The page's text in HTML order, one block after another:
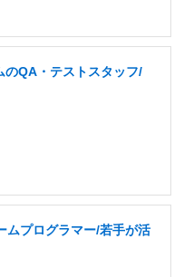
のQA・テストスタッフ/
ムプログラマー/若手が活